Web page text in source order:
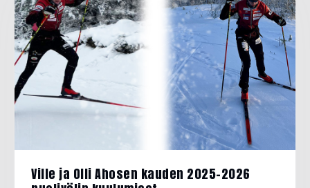
Ville ja Olli Ahosen kauden 2025–2026